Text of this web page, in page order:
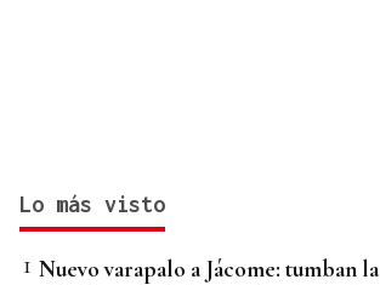
Lo más visto
Nuevo varapalo a Jácome: tumban la